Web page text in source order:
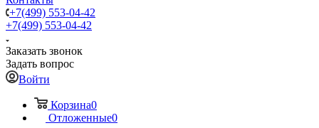
+7(499) 553-04-42
+7(499) 553-04-42
Заказать звонок
Задать вопрос
Войти
Корзина0
Отложенные0